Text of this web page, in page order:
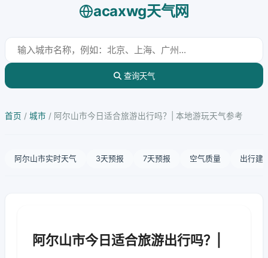
acaxwg天气网
查询天气
首页 / 城市 / 阿尔山市今日适合旅游出行吗？| 本地游玩天气参考
阿尔山市实时天气 3天预报 7天预报 空气质量 出行建
阿尔山市今日适合旅游出行吗？|